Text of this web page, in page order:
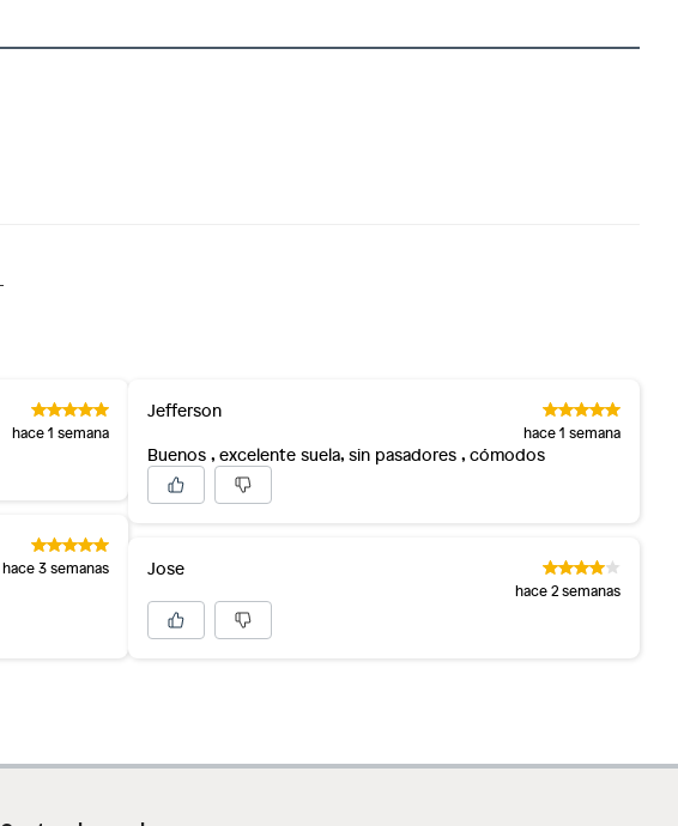
hace 1 semana
hace 3 semanas
Jefferson
hace 1 semana
Buenos , excelente suela, sin pasadores , cómodos
Jose
hace 2 semanas